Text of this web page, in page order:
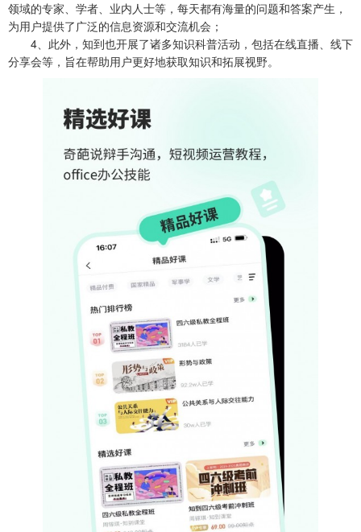
领域的专家、学者、业内人士等，每天都有海量的问题和答案产生，
为用户提供了广泛的信息资源和交流机会；
4、此外，知到也开展了诸多知识科普活动，包括在线直播、线下
分享会等，旨在帮助用户更好地获取知识和拓展视野。